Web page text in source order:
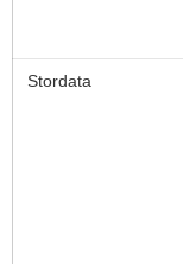
Stordata